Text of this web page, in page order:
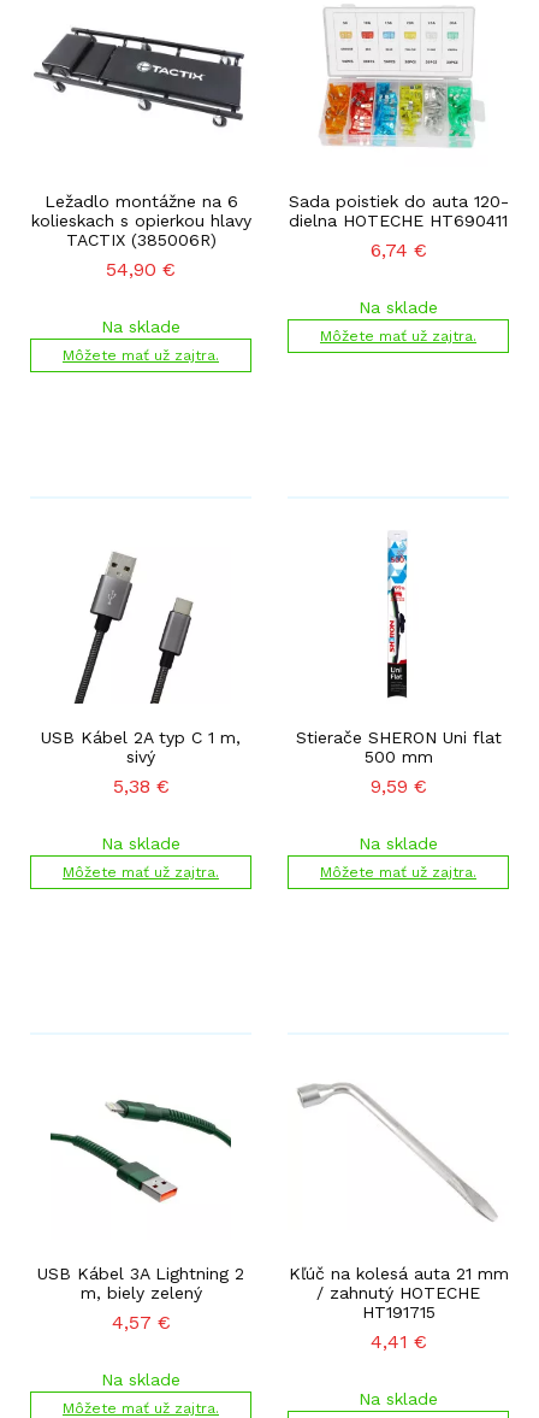
Ležadlo montážne na 6
kolieskach s opierkou hlavy
TACTIX (385006R)
54,90 €
Na sklade
Môžete mať už zajtra.
Sada poistiek do auta 120-
dielna HOTECHE HT690411
6,74 €
Na sklade
Môžete mať už zajtra.
USB Kábel 2A typ C 1 m,
sivý
5,38 €
Na sklade
Môžete mať už zajtra.
Stierače SHERON Uni flat
500 mm
9,59 €
Na sklade
Môžete mať už zajtra.
USB Kábel 3A Lightning 2
m, biely zelený
4,57 €
Na sklade
Môžete mať už zajtra.
Kľúč na kolesá auta 21 mm
/ zahnutý HOTECHE
HT191715
4,41 €
Na sklade